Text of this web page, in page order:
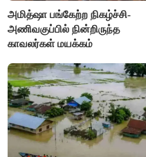
அமித்ஷா பங்கேற்ற நிகழ்ச்சி-
அணிவகுப்பில் நின்றிருந்த
காவலர்கள் மயக்கம்